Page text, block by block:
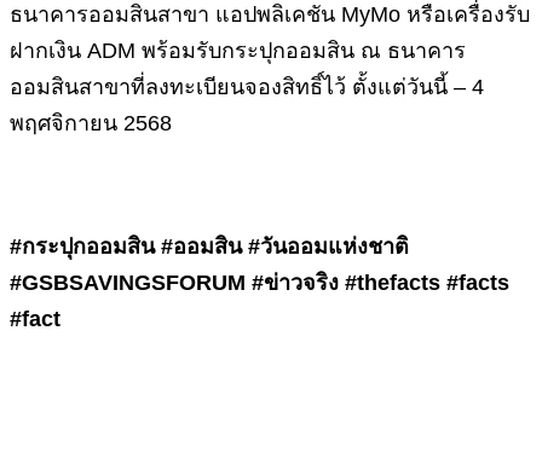
ธนาคารออมสินสาขา แอปพลิเคชัน MyMo หรือเครื่องรับ
ฝากเงิน ADM พร้อมรับกระปุกออมสิน ณ ธนาคาร
ออมสินสาขาที่ลงทะเบียนจองสิทธิ์ไว้ ตั้งแต่วันนี้ – 4
พฤศจิกายน 2568
#กระปุกออมสิน #ออมสิน #วันออมแห่งชาติ
#GSBSAVINGSFORUM #ข่าวจริง #thefacts #facts
#fact